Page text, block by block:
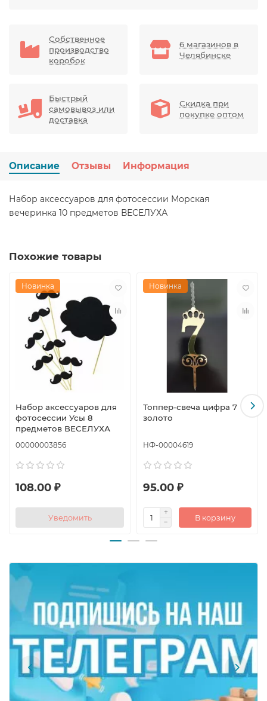
Собственное
производство
коробок
6 магазинов в
Челябинске
Быстрый
самовывоз или
доставка
Скидка при
покупке оптом
Описание Отзывы Информация
Набор аксессуаров для фотосессии Морская
вечеринка 10 предметов ВЕСЕЛУХА
Похожие товары
Новинка
Набор аксессуаров для
фотосессии Усы 8
предметов ВЕСЕЛУХА
00000003856
108.00 ₽
Уведомить
Новинка
Топпер-свеча цифра 7
золото
НФ-00004619
95.00 ₽
В корзину